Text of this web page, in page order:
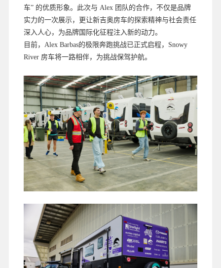
车” 的优质形象。此次与 Alex 团队的合作，不仅是品牌
实力的一次展示，更让新吉奥房车的探索精神与社会责任
深入人心，为品牌国际化征程注入新的动力。
目前，Alex Barbas的极限奔跑挑战已正式启程，Snowy
River 房车将一路相伴，为挑战保驾护航。